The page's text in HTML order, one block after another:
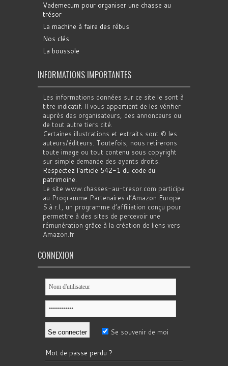
Vademecum pour organiser une chasse au
trésor
La machine à faire des rébus
Nos clés
La boussole
INFORMATIONS IMPORTANTES
Les informations données sur ce site le sont à
titre indicatif. Il vous appartient de les vérifier
auprès des organisateurs, des annonceurs ou
de tout autre tiers cité.
Certaines illustrations et extraits sont © les
auteurs/éditeurs. Toutefois, nous retirerons
toute image ou tout contenu sous copyright
sur simple demande des ayants droits.
Respectez l'article 542-1 du code du
patrimoine.
Le site www.chasses-au-tresor.com participe
au Programme Partenaires d’Amazon Europe
S.à r.l., un programme d’affiliation conçu pour
permettre à des sites de percevoir une
rémunération grâce à la création de liens vers
Amazon.fr
CONNEXION
Se souvenir de moi
Mot de passe perdu ?